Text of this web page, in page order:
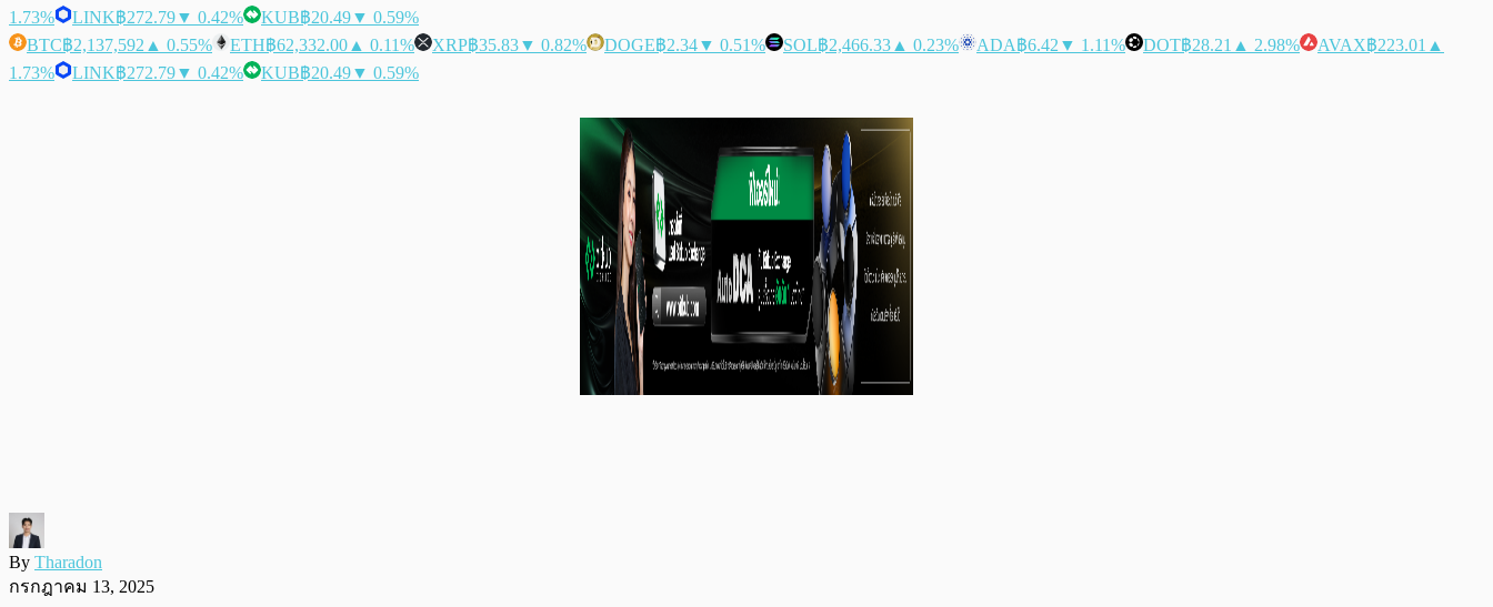
1.73%
LINK฿272.79▼ 0.42% KUB฿20.49▼ 0.59%
BTC฿2,137,592 ▲ 0.55% ETH฿62,332.00 ▲ 0.11% XRP฿35.83▼ 0.82% DOGE฿2.34▼ 0.51% SOL฿2,466.33 ▲ 0.23% ADA฿6.42 ▼ 1.11% DOT฿28.21 ▲ 2.98% AVAX฿223.01 ▲
1.73%
LINK฿272.79▼ 0.42% KUB฿20.49▼ 0.59%
By Tharadon
กรกฎาคม 13, 2025